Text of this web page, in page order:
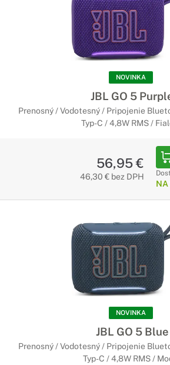
NOVINKA
JBL GO 5
Prenosný / Vodotesný / Pripojenie
Typ-C / 4,8W RMS /
56,95 €
46,30 € bez DPH
NA
NOVINKA
JBL GO 5 Blue
Prenosný / Vodotesný / Pripojenie
Typ-C / 4,8W RMS /